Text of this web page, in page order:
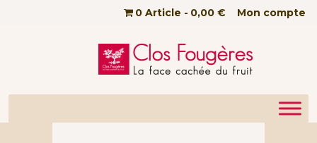
Passer au contenu principal Mon compte
0 Article 0,00 €